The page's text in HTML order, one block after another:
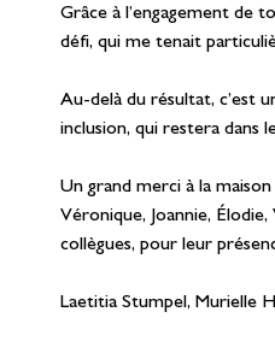
Grâce à l’engagement de
défi, qui me tenait
Au-delà du résultat, c’est
inclusion, qui restera dans
Un grand merci à la
Véronique, Joannie,
collègues, pour leur
Laetitia Stumpel, Murielle